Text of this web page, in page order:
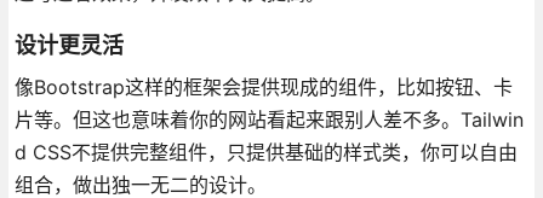
设计更灵活
像Bootstrap这样的框架会提供现成的组件，比如按钮、卡
片等。但这也意味着你的网站看起来跟别人差不多。Tailwin
d CSS不提供完整组件，只提供基础的样式类，你可以自由
组合，做出独一无二的设计。